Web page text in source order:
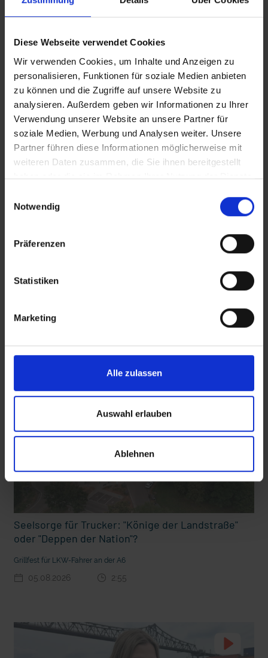
Diese Webseite verwendet Cookies
Wir verwenden Cookies, um Inhalte und Anzeigen zu
personalisieren, Funktionen für soziale Medien anbieten
zu können und die Zugriffe auf unsere Website zu
analysieren. Außerdem geben wir Informationen zu Ihrer
Verwendung unserer Website an unsere Partner für
soziale Medien, Werbung und Analysen weiter. Unsere
Partner führen diese Informationen möglicherweise mit
weiteren Daten zusammen, die Sie ihnen bereitgestellt
haben oder die sie im Rahmen Ihrer Nutzung der Dienste
Notwendig
Präferenzen
Statistiken
Marketing
Alle zulassen
Auswahl erlauben
Ablehnen
In Sicherheit in Deutschland, in Gedanken im Krieg
VERTICAL_Therapie finden
VERTICAL_CLEAN_Therapie finden
VERTICAL_iT_Therapie finden
VERTICAL_mit_CAPTIONS_Therapie finden
interessieren
Seelsorge für Trucker: "Könige der Landstraße"
oder "Deppen der Nation"?
Grillfest für LKW-Fahrer an der A6
05.08.2026 2:55